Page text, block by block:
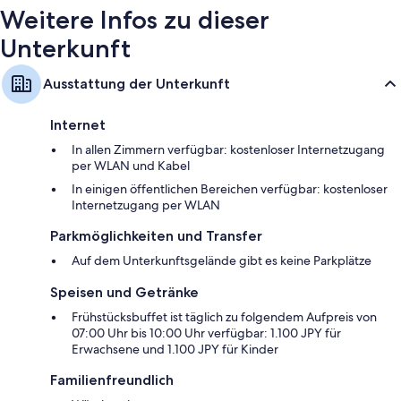
Weitere Infos zu dieser
Unterkunft
Ausstattung der Unterkunft
Internet
In allen Zimmern verfügbar: kostenloser Internetzugang
per WLAN und Kabel
In einigen öffentlichen Bereichen verfügbar: kostenloser
Internetzugang per WLAN
Parkmöglichkeiten und Transfer
Auf dem Unterkunftsgelände gibt es keine Parkplätze
Speisen und Getränke
Frühstücksbuffet ist täglich zu folgendem Aufpreis von
07:00 Uhr bis 10:00 Uhr verfügbar: 1.100 JPY für
Erwachsene und 1.100 JPY für Kinder
Familienfreundlich